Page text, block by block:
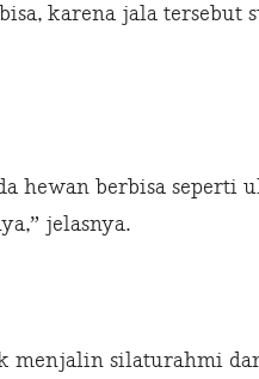
karena jala tersebut
hewan berbisa seperti
jelasnya.
menjalin silaturahmi